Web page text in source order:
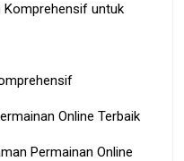
Komprehensif untuk
Online Terbaik
Permainan Online